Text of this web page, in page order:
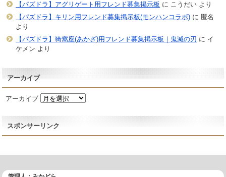
【パズドラ】アグリゲート用フレンド募集掲示板 に こうだいより
【パズドラ】キリン用フレンド募集掲示板(モンハンコラボ)に 匿名
より
【パズドラ】猗窩座(あかざ)用フレンド募集掲示板｜鬼滅の刃 に イ
ケメン より
アーカイブ
アーカイブ
スポンサーリンク